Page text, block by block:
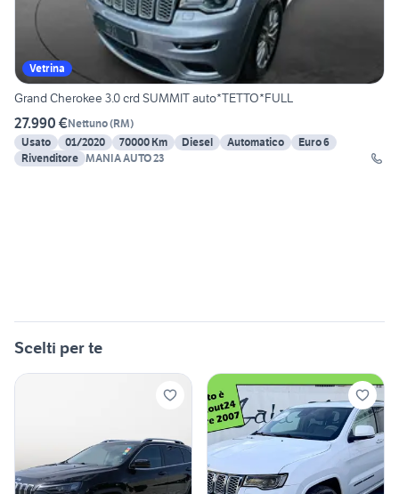
Vetrina
Grand Cherokee 3.0 crd SUMMIT auto*TETTO*FULL
27.990 €Nettuno(RM)
Usato
01/2020 70000 Km Diesel Automatico
Euro 6
Rivenditore MANIA AUTO 23
Scelti per te